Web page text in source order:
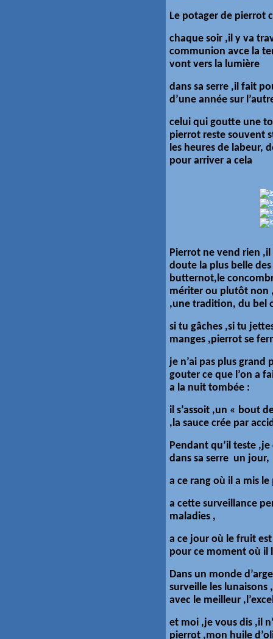
Le potager de pierrot
chaque soir ,il y va
communion avce la
vont vers la lumière
dans sa serre ,il fait
d’une année sur
celui qui goutte une
pierrot reste souvent
les heures de labeur,
pour arriver a cela
Pierrot ne vend rien
doute la plus belle
butternot,le
mériter ou plutôt non
,une tradition, du bel
si tu gâches ,si tu
manges ,pierrot se
je n’ai pas plus
gouter ce que l’on a
a la nuit tombée :
il s’assoit ,un « bout
,la sauce crée par
Pendant qu’il teste
dans sa serre un jour,
a ce rang où il a mis
a cette surveillance
maladies ,
a ce jour où le fruit
pour ce moment où il
Dans un monde
surveille les lunaisons
avec le meilleur
et moi ,je vous dis ,il
pierrot ,mon huile